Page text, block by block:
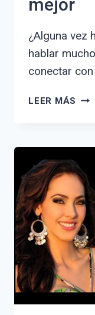
mejor
¿Alguna vez
hablar
conectar
LEER MÁS
Y